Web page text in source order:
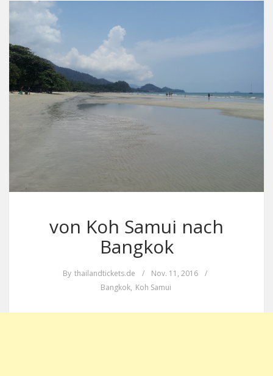
von Koh Samui nach
Bangkok
By thailandtickets.de / Nov. 11, 2016
/
Bangkok, Koh Samui